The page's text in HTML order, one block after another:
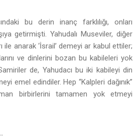
bu derin inanç farklılığı, onları
getirmişti. Yahudalı Museviler, diğer
ile anarak ‘İsrail’ demeyi ar kabul ettiler;
ve dinlerini bozan bu kabileleri yok
de, Yahudacı bu iki kabileyi din
emel edindiler. Hep “Kalpleri dağınık”
birbirlerini tamamen yok etmeyi